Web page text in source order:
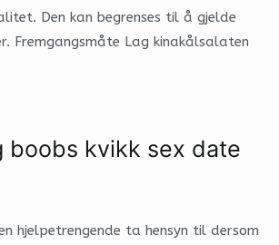
Den kan begrenses til å gjelde
Fremgangsmåte Lag kinakålsalaten
boobs kvikk sex date
hjelpetrengende ta hensyn til dersom